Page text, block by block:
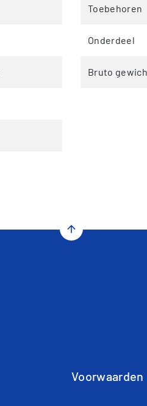
Toebehoren
Onderdeel
Bruto
arrow_upward
Voorwaarden